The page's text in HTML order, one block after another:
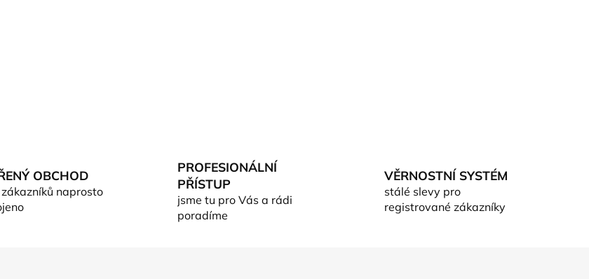
OBCHOD
naprosto
PROFESIONÁLNÍ
PŘÍSTUP
jsme tu pro Vás a rádi
poradíme
VĚRNOSTNÍ SYSTÉM
stálé slevy pro
registrované zákazníky